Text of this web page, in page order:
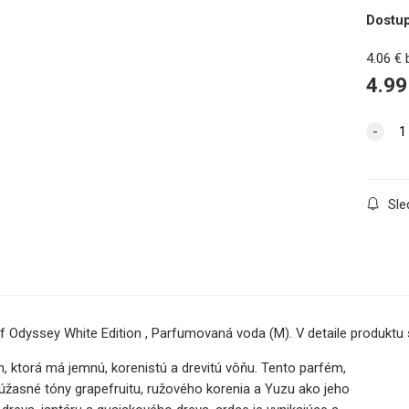
4.06 €
4.99
White Edition , Parfumovaná voda (M). V detaile
ktorá má jemnú, korenistú a drevitú vôňu. Tento parfém,
tóny grapefruitu, ružového korenia a Yuzu ako jeho